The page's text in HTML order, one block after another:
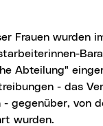
Abteilung"
- das
gegenüber, von
wurden.